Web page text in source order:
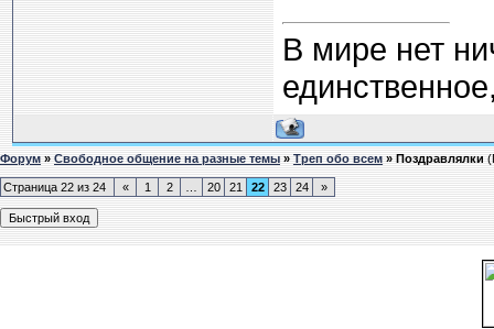
В мире нет
Форум»Свободное общение на разные темы»Треп обо всем»Поздравлялки
Страница 22 из 24 « 1 2 20 21 22 23 24 »